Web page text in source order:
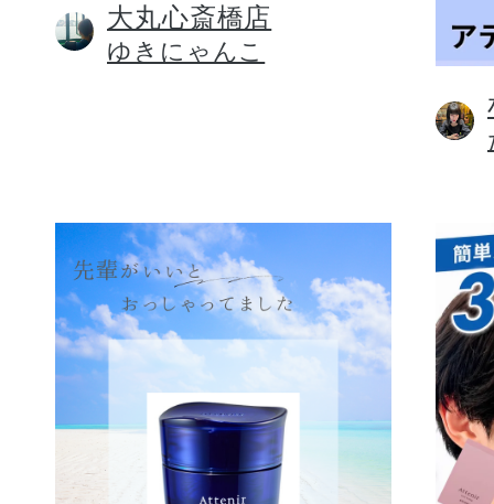
大丸心斎橋店
ゆきにゃんこ